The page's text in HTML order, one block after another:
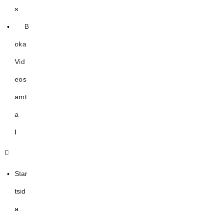
s
B
oka
Vid
eos
amt
a
l
Star
tsid
a